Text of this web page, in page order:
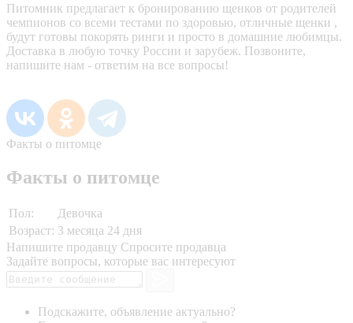
Питомник предлагает к бронированию щенков от родителей
чемпионов со всеми тестами по здоровью, отличные щенки ,
будут готовы покорять ринги и просто в домашние любимцы.
Доставка в любую точку России и зарубеж. Позвоните,
напишите нам - ответим на все вопросы!
Факты о питомце
Факты о питомце
Пол:
Девочка
Возраст: 3 месяца 24 дня
Напишите продавцу Спросите продавца
Задайте вопросы, которые вас интересуют
Подскажите, объявление актуально?